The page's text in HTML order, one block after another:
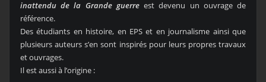
inattendu de la Grande guerreest devenu un ouvrage de
référence.
Des étudiants en histoire, en EPS et en journalisme ainsi que
plusieurs auteurs s’en sont inspirés pour leurs propres travaux
et ouvrages.
Il est aussi à l’origine :